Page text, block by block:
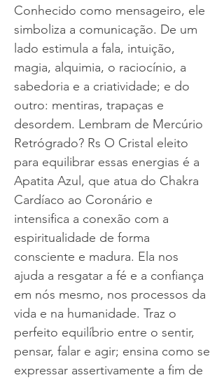
Conhecido como mensageiro, ele
simboliza a comunicação. De um
lado estimula a fala, intuição,
magia, alquimia, o raciocínio, a
sabedoria e a criatividade; e do
outro: mentiras, trapaças e
desordem. Lembram de Mercúrio
Retrógrado? Rs O Cristal eleito
para equilibrar essas energias é a
Apatita Azul, que atua do Chakra
Cardíaco ao Coronário e
intensifica a conexão com a
espiritualidade de forma
consciente e madura. Ela nos
ajuda a resgatar a fé e a confiança
em nós mesmo, nos processos da
vida e na humanidade. Traz o
perfeito equilíbrio entre o sentir,
pensar, falar e agir; ensina como se
expressar assertivamente a fim de